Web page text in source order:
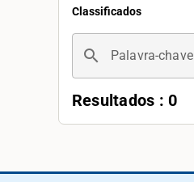
Classificados
search Palavra-chave
Resultados : 0